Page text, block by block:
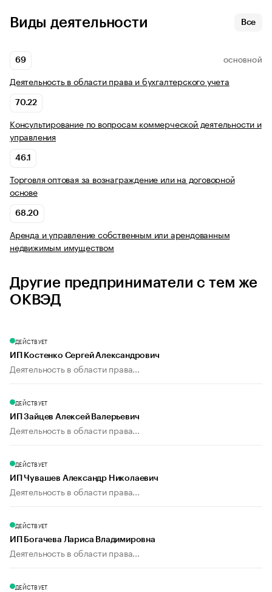
Виды деятельности Все
69 ОСНОВНОЙ
Деятельность в области права и бухгалтерского учета
70.22
Консультирование по вопросам коммерческой деятельности и
управления
46.1
Торговля оптовая за вознаграждение или на договорной
основе
68.20
Аренда и управление собственным или арендованным
недвижимым имуществом
Другие предприниматели с тем же
ОКВЭД
ДЕЙСТВУЕТ
ИП Костенко Сергей Александрович
Деятельность в области права...
ДЕЙСТВУЕТ
ИП Зайцев Алексей Валерьевич
Деятельность в области права...
ДЕЙСТВУЕТ
ИП Чувашев Александр Николаевич
Деятельность в области права...
ДЕЙСТВУЕТ
ИП Богачева Лариса Владимировна
Деятельность в области права...
ДЕЙСТВУЕТ